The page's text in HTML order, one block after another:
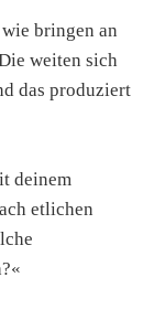
bringen an
weiten sich
das produziert
deinem
etlichen